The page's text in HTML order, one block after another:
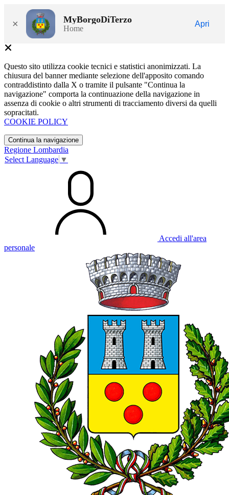
× MyBorgoDiTerzo
Home
Apri
Questo sito utilizza cookie tecnici e statistici anonimizzati. La
chiusura del banner mediante selezione dell'apposito comando
contraddistinto dalla X o tramite il pulsante "Continua la
navigazione" comporta la continuazione della navigazione in
assenza di cookie o altri strumenti di tracciamento diversi da quelli
sopracitati.
COOKIE POLICY
Continua la navigazione
Regione Lombardia
Select Language ▼
Accedi all'area
personale